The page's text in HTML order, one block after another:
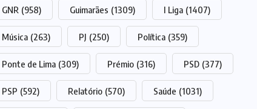
GNR (958) Guimarães (1309) I Liga (1407)
Música (263) PJ (250) Política (359)
Ponte de Lima (309) Prémio (316) PSD (377)
PSP (592) Relatório (570) Saúde (1031)